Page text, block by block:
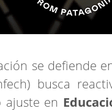
se defiende
busca
ajuste en